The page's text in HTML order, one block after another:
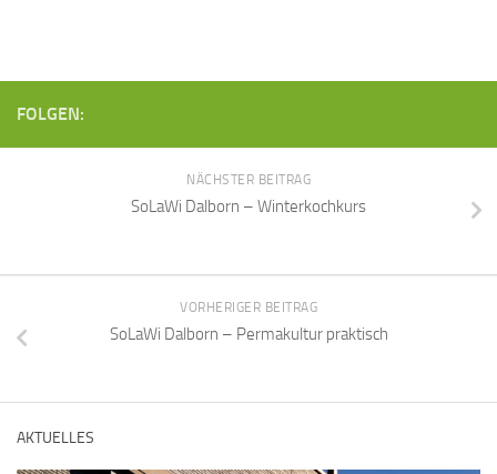
FOLGEN:
NÄCHSTER BEITRAG
SoLaWi Dalborn – Winterkochkurs
VORHERIGER BEITRAG
SoLaWi Dalborn – Permakultur praktisch
AKTUELLES